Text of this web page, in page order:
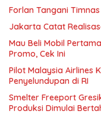
Forlan Tangani
Jakarta Catat
Mau Beli Mobil
Promo, Cek Ini
Pilot Malaysia Airlines
Penyelundupan di RI
Smelter Freeport
Produksi Dimulai